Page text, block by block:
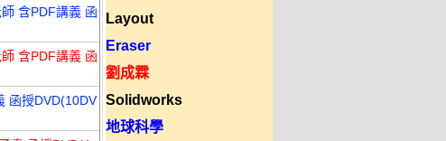
含PDF講義 函
含PDF講義 函
函授DVD(10DV
Layout
Eraser
劉成霖
Solidworks
地球科學